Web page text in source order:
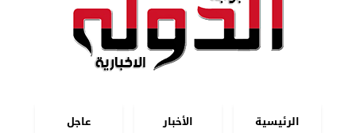
الرئيسية الأخبار
عاجل